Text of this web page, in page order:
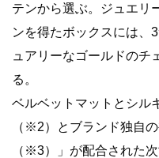
テンから選ぶ。ジュエリ
ンを得たボックスには、
ュアリーなゴールドのチ
る。
ベルベットマットとシル
（※2）とブランド独自
（※3）」が配合された